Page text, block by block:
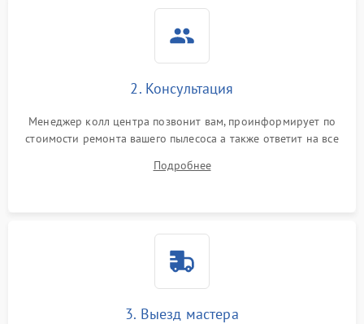
2. Консультация
Менеджер колл центра позвонит вам, проинформирует по
стоимости ремонта вашего пылесоса а также ответит на все
Подробнее
3. Выезд мастера